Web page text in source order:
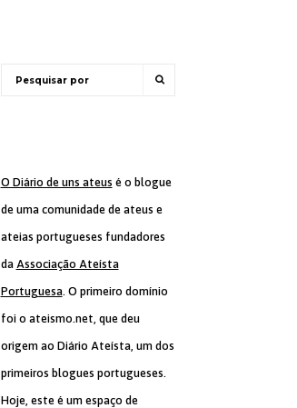
O Diário de uns ateus é o blogue
de uma comunidade de ateus e
ateias portugueses fundadores
da Associação Ateísta
Portuguesa. O primeiro domínio
foi o ateismo.net, que deu
origem ao Diário Ateísta, um dos
primeiros blogues portugueses.
Hoje, este é um espaço de